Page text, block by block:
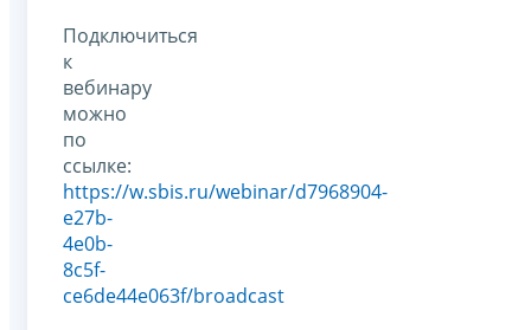
Подключиться
к
вебинару
можно
по
ссылке:
https://w.sbis.ru/webinar/d7968904-
e27b-
4e0b-
8c5f-
ce6de44e063f/broadcast